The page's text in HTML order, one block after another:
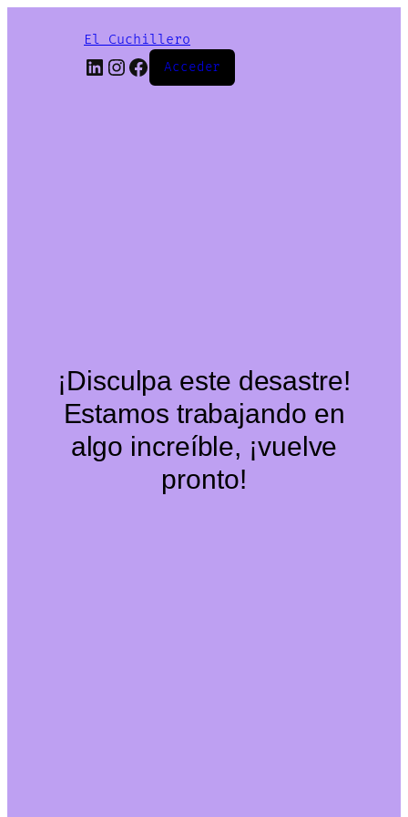
El Cuchillero
LinkedIn
Instagram
Facebook
Acceder
¡Disculpa este desastre!
Estamos trabajando en
algo increíble, ¡vuelve
pronto!